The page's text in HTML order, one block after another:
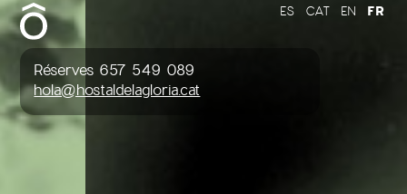
Réserves 657 549 089
hola@hostaldelagloria.cat
ES CAT EN FR